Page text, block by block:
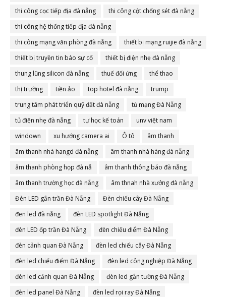
thi công cọc tiếp địa đà nẵng
thi công cột chống sét đà nẵng
thi công hệ thống tiếp địa đà nẵng
thi công mạng văn phòng đà nẵng
thiết bị mạng ruijie đà nẵng
thiết bị truyền tin báo sự cố
thiết bị điện nhẹ đà nẵng
thung lũng silicon đà nẵng
thuế đối ứng
thể thao
thị trường
tiền ảo top hotel đà nẵng
trump
trung tâm phát triển quỹ đất đà nẵng
tủ mạng Đà Nẵng
tủ điện nhẹ đà nẵng
tự học kế toán
unv việt nam
windown
xu hướng camera ai Ô tô
âm thanh
âm thanh nhà hangd đà nẵng
âm thanh nhà hàng đà nẵng
âm thanh phòng họp đà nẵ
âm thanh thông báo đà nẵng
âm thanh trường học đà nẵng
âm thnah nhà xưởng đà nẵng
Đèn LED gắn trần Đà Nẵng
Đèn chiếu cây Đà Nẵng
đen led đà nẵng
đèn LED spotlight Đà Nẵng
đèn LED ốp trần Đà Nẵng
đèn chiếu điểm Đà Nẵng
đèn cảnh quan Đà Nẵng
đèn led chiếu cây Đà Nẵng
đèn led chiếu điểm Đà Nẵng
đèn led công nghiệp Đà Nẵng
đèn led cảnh quan Đà Nẵng
đèn led gắn tường Đà Nẵng
đèn led panel Đà Nẵng
đèn led rọi ray Đà Nẵng